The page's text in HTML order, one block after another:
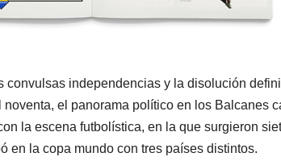
convulsas independencias y la disolución
el panorama político en los Balcanes
la escena futbolística, en la que surgieron
en la copa mundo con tres países distintos.